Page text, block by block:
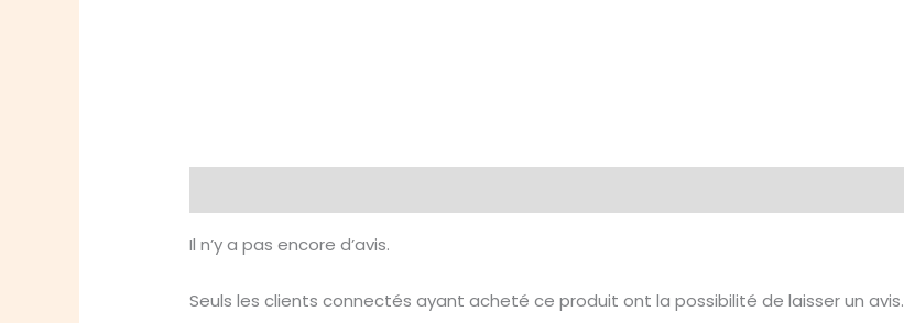
Il n’y a pas encore d’avis.
Seuls les clients connectés ayant acheté ce produit ont la possibilité de laisser un avis.